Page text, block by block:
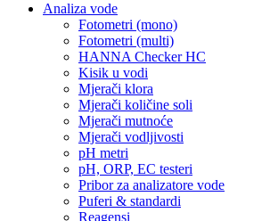
Analiza vode
Fotometri (mono)
Fotometri (multi)
HANNA Checker HC
Kisik u vodi
Mjerači klora
Mjerači količine soli
Mjerači mutnoće
Mjerači vodljivosti
pH metri
pH, ORP, EC testeri
Pribor za analizatore vode
Puferi & standardi
Reagensi